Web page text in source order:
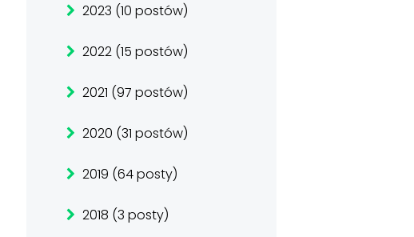
2023 (10 postów)
2022 (15 postów)
2021 (97 postów)
2020 (31 postów)
2019 (64 posty)
2018 (3 posty)